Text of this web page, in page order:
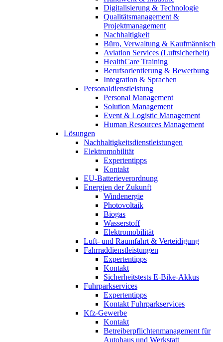
Digitalisierung & Technologie
Qualitätsmanagement &
Projektmanagement
Nachhaltigkeit
Büro, Verwaltung & Kaufmännisch
Aviation Services (Luftsicherheit)
HealthCare Training
Berufsorientierung & Bewerbung
Integration & Sprachen
Personaldienstleistung
Personal Management
Solution Management
Event & Logistic Management
Human Resources Management
Lösungen
Nachhaltigkeitsdienstleistungen
Elektromobilität
Expertentipps
Kontakt
EU-Batterieverordnung
Energien der Zukunft
Windenergie
Photovoltaik
Biogas
Wasserstoff
Elektromobilität
Luft- und Raumfahrt & Verteidigung
Fahrraddienstleistungen
Expertentipps
Kontakt
Sicherheitstests E-Bike-Akkus
Fuhrparkservices
Expertentipps
Kontakt Fuhrparkservices
Kfz-Gewerbe
Kontakt
Betreiberpflichtenmanagement für
Autohaus und Werkstatt